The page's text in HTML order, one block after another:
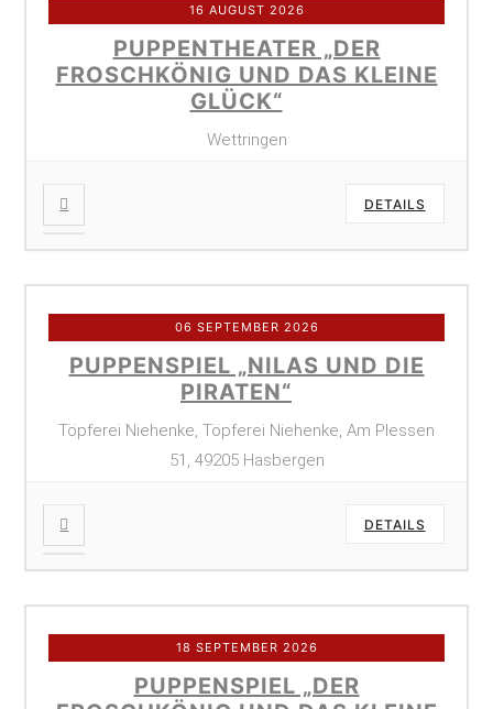
16 AUGUST 2026
PUPPENTHEATER „DER
FROSCHKÖNIG UND DAS KLEINE
GLÜCK“
Wettringen
DETAILS
06 SEPTEMBER 2026
PUPPENSPIEL „NILAS UND DIE
PIRATEN“
Töpferei Niehenke, Töpferei Niehenke, Am Plessen
51, 49205 Hasbergen
DETAILS
18 SEPTEMBER 2026
PUPPENSPIEL „DER